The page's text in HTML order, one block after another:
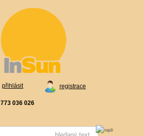
registrace
přihlásit
773 036 026